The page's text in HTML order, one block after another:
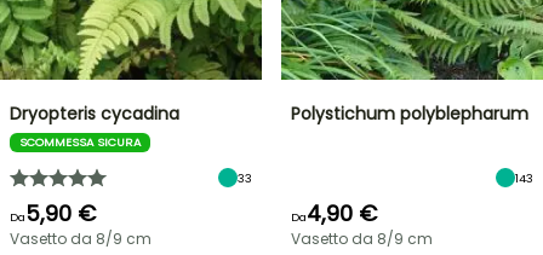
Dryopteris cycadina
SCOMMESSA SICURA
33
Da5,90 €
Vasetto da 8/9 cm
Polystichum polyblepharum
143
Da4,90 €
Vasetto da 8/9 cm